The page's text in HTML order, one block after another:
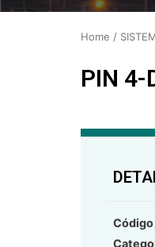
Home /
PIN 4-